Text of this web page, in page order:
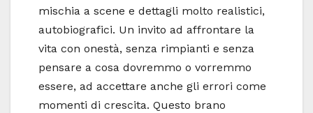
mischia a scene e dettagli molto realistici,
autobiografici. Un invito ad affrontare la
vita con onestà, senza rimpianti e senza
pensare a cosa dovremmo o vorremmo
essere, ad accettare anche gli errori come
momenti di crescita. Questo brano